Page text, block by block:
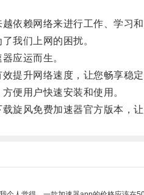
赖网络来进行工作、学习和
我们上网的困扰。
应运而生。
升网络速度，让您畅享稳定
用户快速安装和使用。
风免费加速器官方版本，让